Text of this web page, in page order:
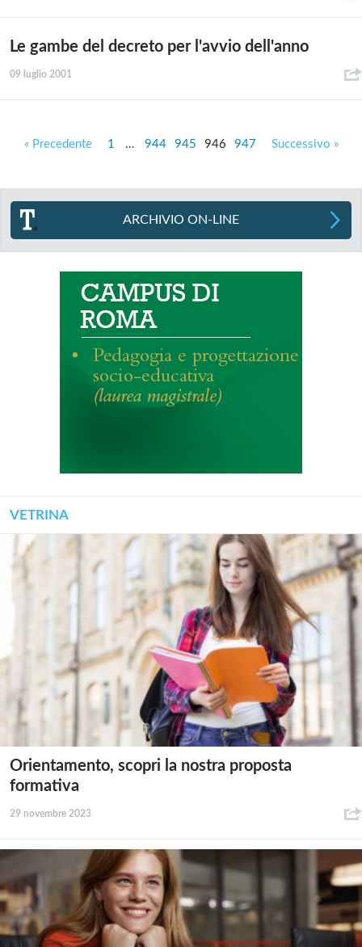
Le gambe del decreto per l'avvio dell'anno
09 luglio 2001
« Precedente 1 … 944 945 946 947 Successivo »
ARCHIVIO ON-LINE
VETRINA
Orientamento, scopri la nostra proposta
formativa
29 novembre 2023